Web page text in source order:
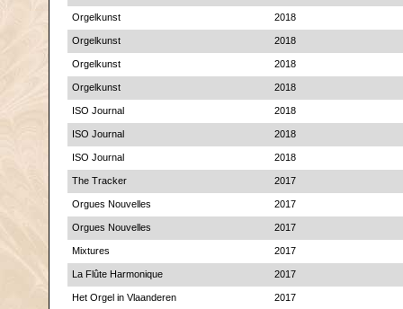
Orgelkunst 2018
Orgelkunst 2018
Orgelkunst 2018
Orgelkunst 2018
ISO Journal 2018
ISO Journal 2018
ISO Journal 2018
The Tracker 2017
Orgues Nouvelles 2017
Orgues Nouvelles 2017
Mixtures 2017
La Flûte Harmonique 2017
Het Orgel in Vlaanderen 2017